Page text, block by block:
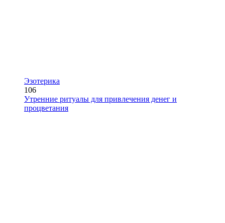
Эзотерика
106
Утренние ритуалы для привлечения денег и
процветания